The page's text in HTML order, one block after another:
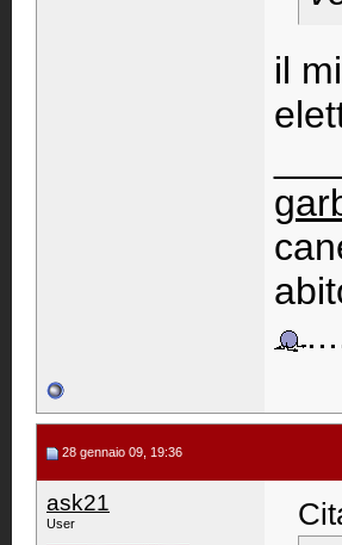
il
28 gennaio 09, 19:36
ask21
User